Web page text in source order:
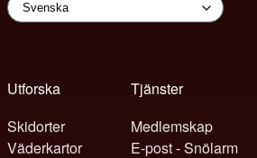
Utforska
Skidorter
Väderkartor
Tjänster
Medlemskap
E-post - Snölarm